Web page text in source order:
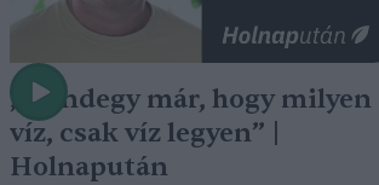
„Mindegy már, hogy milyen
víz, csak víz legyen” |
Holnapután